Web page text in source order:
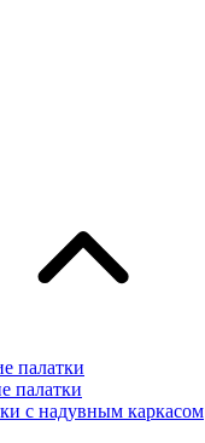
палатки
палатки
с надувным каркасом